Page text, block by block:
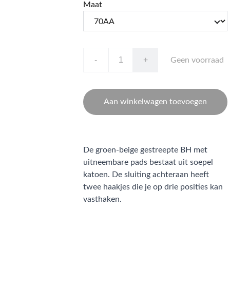
Maat
- + Geen voorraad
Aan winkelwagen toevoegen
De groen-beige gestreepte BH met
uitneembare pads bestaat uit soepel
katoen. De sluiting achteraan heeft
twee haakjes die je op drie posities kan
vasthaken.